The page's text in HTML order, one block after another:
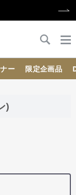
ー 限定企画品
)